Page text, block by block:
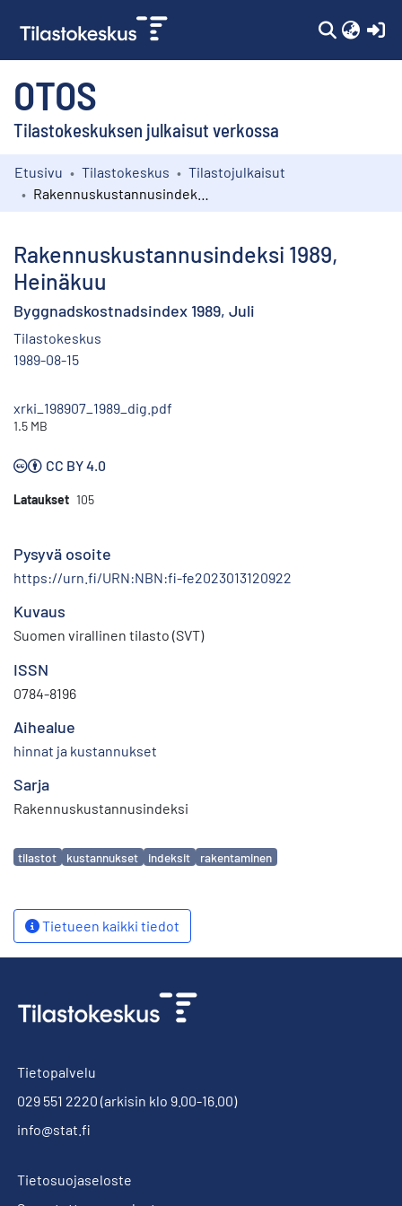
OTOS
Tilastokeskuksen julkaisut verkossa
Kokoelmat
Etusivu Tilastokeskus
Tilastojulkaisut
Rakennuskustannusindeksi 1989,
Heinäkuu
Byggnadskostnadsindex 1989, Juli
Tilastokeskus
1989-08-15
xrki_198907_1989_dig.pdf
1.5 MB
CC BY 4.0
Lataukset 105
Pysyvä osoite
https://urn.fi/URN:NBN:fi-fe2023013120922
Kuvaus
Suomen virallinen tilasto (SVT)
ISSN
0784-8196
Aihealue
hinnat ja kustannukset
Sarja
Rakennuskustannusindeksi
Avainsanat
tilastot kustannukset indeksit rakentaminen
Tietueen kaikki tiedot
Tietopalvelu
029 551 2220 (arkisin klo 9.00-16.00)
info@stat.fi
Tietosuojaseloste